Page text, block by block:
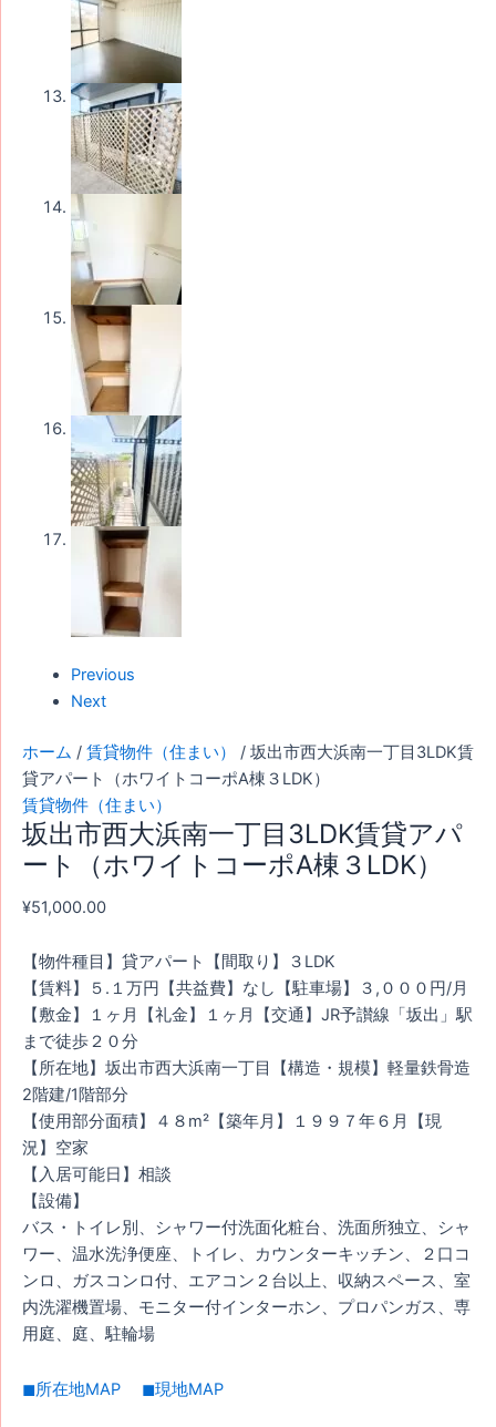
Previous
Next
ホーム / 賃貸物件（住まい）
/ 坂出市西大浜南一丁目3LDK賃
貸アパート（ホワイトコーポA棟３LDK）
賃貸物件（住まい）
坂出市西大浜南一丁目3LDK賃貸アパ
ート（ホワイトコーポA棟３LDK）
¥51,000.00
【物件種目】貸アパート【間取り】３LDK
【賃料】５.１万円【共益費】なし【駐車場】３,０００円/月
【敷金】１ヶ月【礼金】１ヶ月【交通】JR予讃線「坂出」駅
まで徒歩２０分
【所在地】坂出市西大浜南一丁目【構造・規模】軽量鉄骨造
2階建/1階部分
【使用部分面積】４８m²【築年月】１９９７年６月【現
況】空家
【入居可能日】相談
【設備】
バス・トイレ別、シャワー付洗面化粧台、洗面所独立、シャ
ワー、温水洗浄便座、トイレ、カウンターキッチン、２口コ
ンロ、ガスコンロ付、エアコン２台以上、収納スペース、室
内洗濯機置場、モニター付インターホン、プロパンガス、専
用庭、庭、駐輪場
◼︎所在地MAP ◼︎現地MAP